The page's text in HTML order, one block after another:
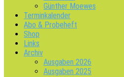
Günther Moewes
Terminkalender
Abo & Probeheft
Shop
Links
Archiv
Ausgaben 2026
Ausgaben 2025